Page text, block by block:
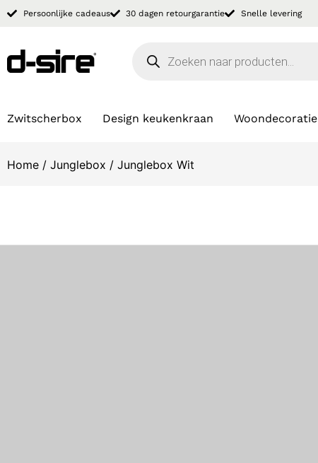
Persoonlijke cadeaus 30 dagen retourgarantie Snelle levering
Zwitscherbox Design keukenkraan Woondecoratie
Home / Junglebox / Junglebox Wit